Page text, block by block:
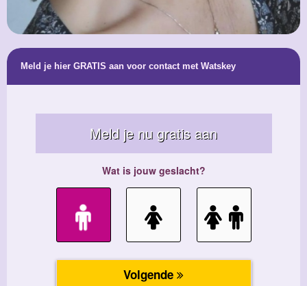
Meld je hier GRATIS aan voor contact met Watskey